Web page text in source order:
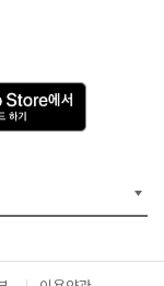
A
p
p
e
서
다